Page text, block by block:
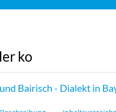
ko
Bairisch - Dialekt in